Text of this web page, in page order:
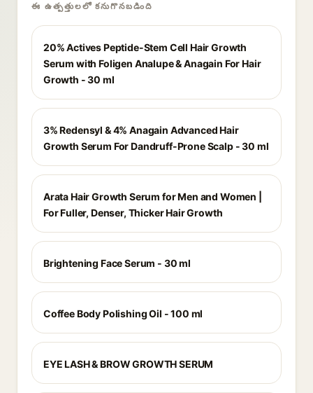
ఈ ఉత్పత్తులలో కనుగొనబడింది
20% Actives Peptide-Stem Cell Hair Growth
Serum with Foligen Analupe & Anagain For Hair
Growth - 30 ml
3% Redensyl & 4% Anagain Advanced Hair
Growth Serum For Dandruff-Prone Scalp - 30 ml
Arata Hair Growth Serum for Men and Women |
For Fuller, Denser, Thicker Hair Growth
Brightening Face Serum - 30 ml
Coffee Body Polishing Oil - 100 ml
EYE LASH & BROW GROWTH SERUM